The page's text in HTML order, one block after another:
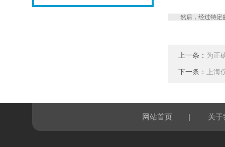
然后，经过特定
上一条： 为正
下一条： 上海
网站首页 | 关于